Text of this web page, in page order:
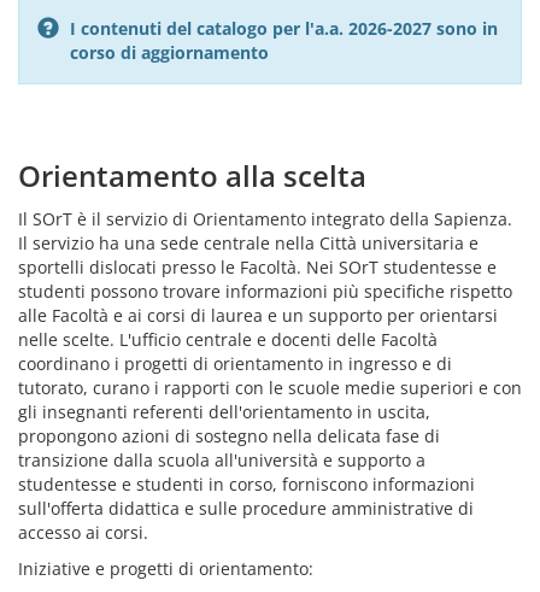
I contenuti del catalogo per l'a.a. 2026-2027 sono in
corso di aggiornamento
Orientamento alla scelta
Il SOrT è il servizio di Orientamento integrato della Sapienza.
Il servizio ha una sede centrale nella Città universitaria e
sportelli dislocati presso le Facoltà. Nei SOrT studentesse e
studenti possono trovare informazioni più specifiche rispetto
alle Facoltà e ai corsi di laurea e un supporto per orientarsi
nelle scelte. L'ufficio centrale e docenti delle Facoltà
coordinano i progetti di orientamento in ingresso e di
tutorato, curano i rapporti con le scuole medie superiori e con
gli insegnanti referenti dell'orientamento in uscita,
propongono azioni di sostegno nella delicata fase di
transizione dalla scuola all'università e supporto a
studentesse e studenti in corso, forniscono informazioni
sull'offerta didattica e sulle procedure amministrative di
accesso ai corsi.
Iniziative e progetti di orientamento: